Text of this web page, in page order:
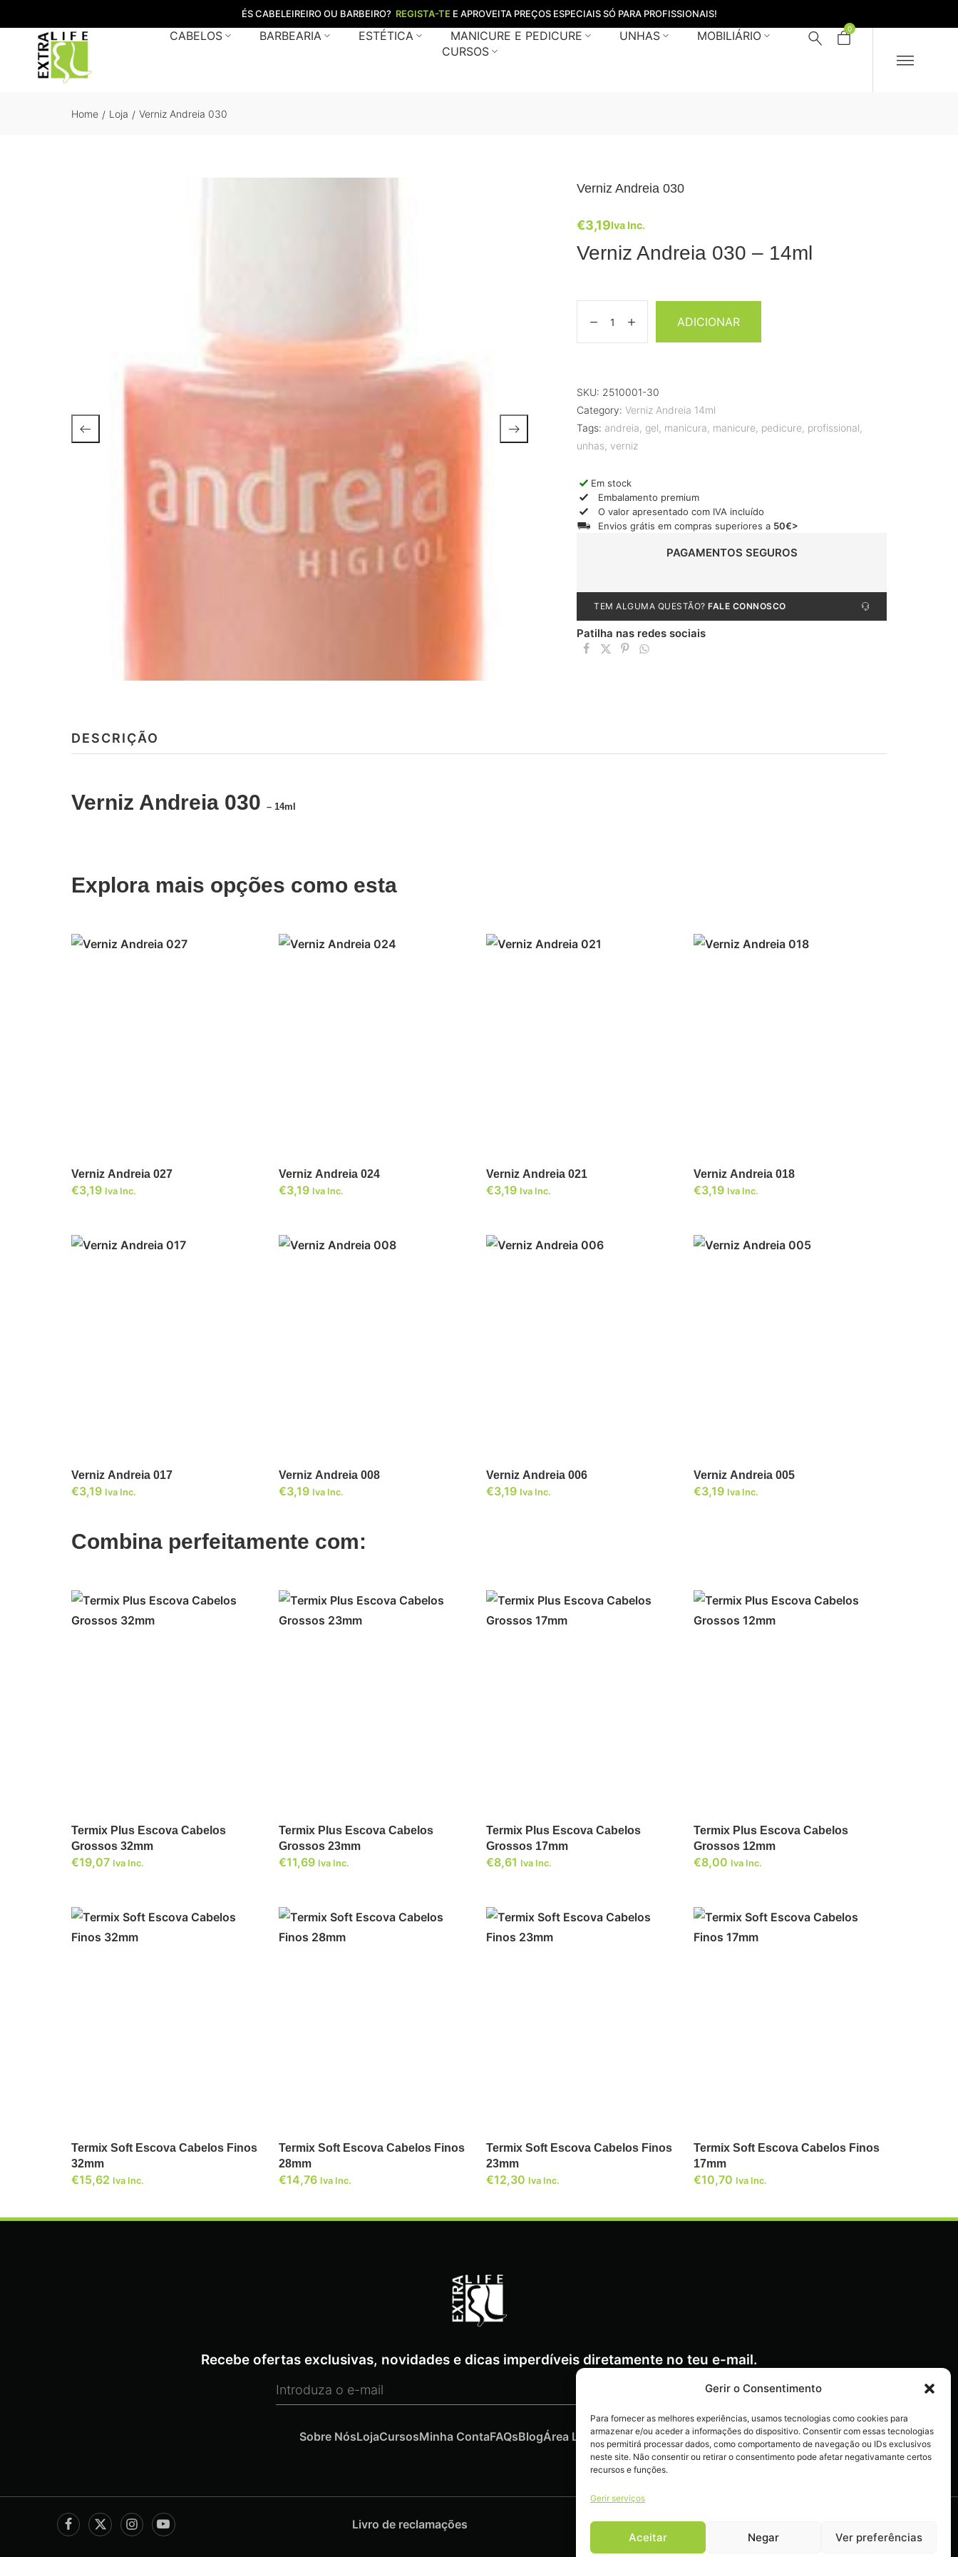
Gerir o Consentimento
Para fornecer as melhores experiências, usamos tecnologias como cookies para
armazenar e/ou aceder a informações do dispositivo. Consentir com essas tecnologias
nos permitirá processar dados, como comportamento de navegação ou IDs exclusivos
neste site. Não consentir ou retirar o consentimento pode afetar negativamante certos
recursos e funções.
Gerir serviços
Aceitar Negar Ver preferências
ÉS CABELEIREIRO OU BARBEIRO? REGISTA-TE E APROVEITA PREÇOS ESPECIAIS SÓ PARA PROFISSIONAIS!
CABELOS BARBEARIA ESTÉTICA MANICURE E PEDICURE UNHAS
MOBILIÁRIO
CURSOS
0
Home / Loja / Verniz Andreia 030
Verniz Andreia 030
€3,19Iva Inc.
Verniz Andreia 030 – 14ml
ADICIONAR
SKU: 2510001-30
Category: Verniz Andreia 14ml
Tags: andreia, gel, manicura, manicure, pedicure, profissional,
unhas, verniz
Em stock
Embalamento premium
O valor apresentado com IVA incluído
Envios grátis em compras superiores a 50€>
PAGAMENTOS SEGUROS
TEM ALGUMA QUESTÃO?FALE CONNOSCO
Patilha nas redes sociais
DESCRIÇÃO
Verniz Andreia 030 – 14ml
Explora mais opções como esta
Verniz Andreia 027
€3,19 Iva Inc.
Verniz Andreia 024
€3,19 Iva Inc.
Verniz Andreia 021
€3,19 Iva Inc.
Verniz Andreia 018
€3,19 Iva Inc.
Verniz Andreia 017
€3,19 Iva Inc.
Verniz Andreia 008
€3,19 Iva Inc.
Verniz Andreia 006
€3,19 Iva Inc.
Verniz Andreia 005
€3,19 Iva Inc.
Combina perfeitamente com:
Termix Plus Escova Cabelos
Grossos 32mm
€19,07 Iva Inc.
Termix Plus Escova Cabelos
Grossos 23mm
€11,69 Iva Inc.
Termix Plus Escova Cabelos
Grossos 17mm
€8,61 Iva Inc.
Termix Plus Escova Cabelos
Grossos 12mm
€8,00 Iva Inc.
Termix Soft Escova Cabelos Finos
32mm
€15,62 Iva Inc.
Termix Soft Escova Cabelos Finos
28mm
€14,76 Iva Inc.
Termix Soft Escova Cabelos Finos
23mm
€12,30 Iva Inc.
Termix Soft Escova Cabelos Finos
17mm
€10,70 Iva Inc.
Recebe ofertas exclusivas, novidades e dicas imperdíveis diretamente no teu e-mail.
Sobre NósLojaCursosMinha ContaFAQsBlogÁrea LegalContactos
Livro de reclamações